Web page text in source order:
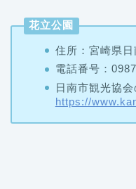
花立公園
住所：宮崎県
電話番号：
日南市観光協会
https://